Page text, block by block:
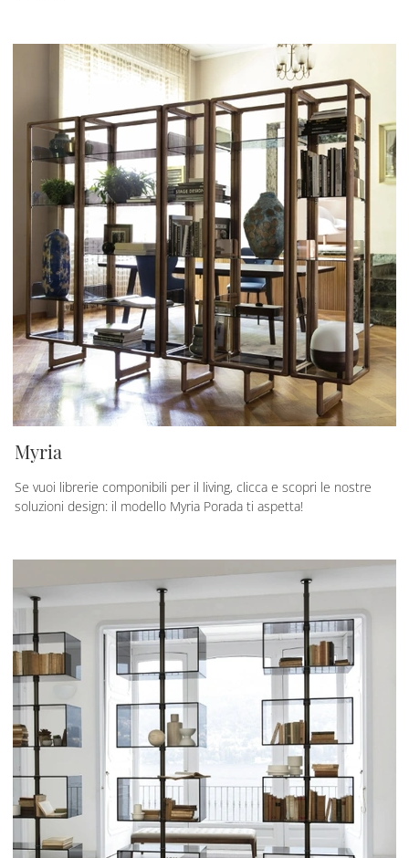
Myria
Se vuoi librerie componibili per il living, clicca e scopri le nostre
soluzioni design: il modello Myria Porada ti aspetta!